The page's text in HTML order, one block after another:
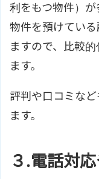
利をもつ物件）
物件を預けてい
ますので、比較
ます。
評判や口コミな
ます。
３.電話対